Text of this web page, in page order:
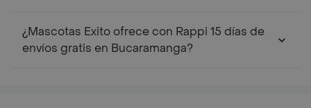
¿Mascotas Exito ofrece con Rappi 15 días de
envíos gratis en Bucaramanga?